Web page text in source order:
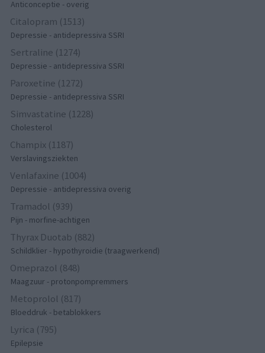
Anticonceptie - overig
Citalopram (1513)
Depressie - antidepressiva SSRI
Sertraline (1274)
Depressie - antidepressiva SSRI
Paroxetine (1272)
Depressie - antidepressiva SSRI
Simvastatine (1228)
Cholesterol
Champix (1187)
Verslavingsziekten
Venlafaxine (1004)
Depressie - antidepressiva overig
Tramadol (939)
Pijn - morfine-achtigen
Thyrax Duotab (882)
Schildklier - hypothyroidie (traagwerkend)
Omeprazol (848)
Maagzuur - protonpompremmers
Metoprolol (817)
Bloeddruk - betablokkers
Lyrica (795)
Epilepsie